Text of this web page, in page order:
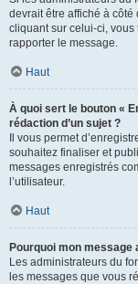
devrait être affiché à
cliquant sur celui-ci,
rapporter le message.
Haut
À quoi sert le bouton «
rédaction d’un sujet ?
Il vous permet
souhaitez finaliser et
messages enregistrés
l’utilisateur.
Haut
Pourquoi mon message
Les administrateurs du
les messages que vous